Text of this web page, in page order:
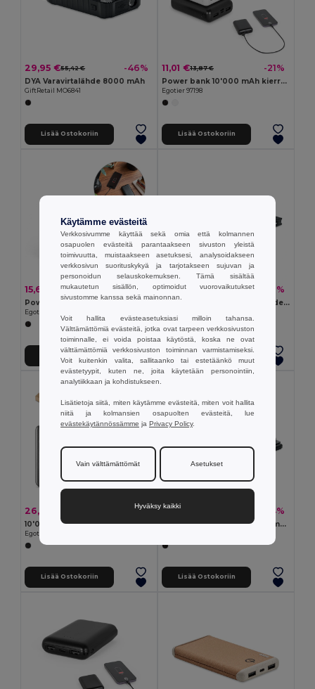
29,95 €55,42 € -46%
DYA Varavirtalähde 8000 mAh
GiftRetail MO6841
Lisää Ostokoriin
11,01 €13,87 € -21%
Power bank 10'000 mAh kierrätetystä ABS:stä (100 % rABS)
Egotier 97198
Lisää Ostokoriin
15,66 € 21,41 € -27%
Power bank 20'000 mAh, kierrätetystä ABS-materiaalista (100 % rABS)
Egotier 97199
11,57 € 23,45 € -51%
POWERFLAT8C Varavirtalähde 8000 mAh
26,35 € -24%
10'000 mAh magnetic power bank with 15W superfast wireless charger in recycled ABS (100% rABS) with stand
Egotier 97143
Lisää Ostokoriin
17,17 € -54%
AVELI Varavirtalähde 10000 mAh
Lisää Ostokoriin
Käytämme evästeitä
Verkkosivumme käyttää sekä omia että kolmannen
osapuolen evästeitä parantaakseen sivuston yleistä
toimivuutta, muistaakseen asetuksesi, analysoidakseen
verkkosivun suorituskykyä ja tarjotakseen sujuvan ja
personoidun selauskokemuksen. Tämä sisältää
mukautetun sisällön, optimoidut vuorovaikutukset
sivustomme kanssa sekä mainonnan.
Voit hallita evästeasetuksiasi milloin tahansa.
Välttämättömiä evästeitä, jotka ovat tarpeen verkkosivuston
toiminnalle, ei voida poistaa käytöstä, koska ne ovat
välttämättömiä verkkosivuston toiminnan varmistamiseksi.
Voit kuitenkin valita, sallitaanko tai estetäänkö muut
evästetyypit, kuten ne, joita käytetään personointiin,
analytiikkaan ja kohdistukseen.
Lisätietoja siitä, miten käytämme evästeitä, miten voit hallita
niitä ja kolmansien osapuolten evästeitä, lue
evästekäytännössämme ja Privacy Policy.
Vain välttämättömät Asetukset
Hyväksy kaikki